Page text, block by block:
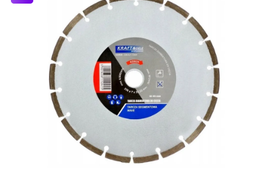
Domácnost
Dětská hřiště
Autodoplňky